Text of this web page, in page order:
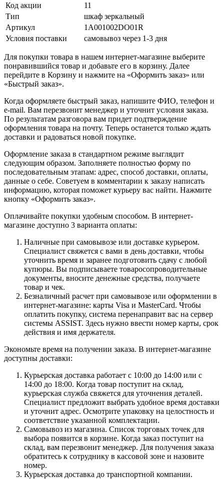
Код акции
11
Тип
шкаф зеркальный
Артикул
1A001002DO01R
Условия поставки
самовывоз через 1-3 дня
Для покупки товара в нашем интернет-магазине выберите
понравившийся товар и добавьте его в корзину. Далее
перейдите в Корзину и нажмите на «Оформить заказ» или
«Быстрый заказ».
Когда оформляете быстрый заказ, напишите ФИО, телефон и
e-mail. Вам перезвонит менеджер и уточнит условия заказа.
По результатам разговора вам придет подтверждение
оформления товара на почту. Теперь останется только ждать
доставки и радоваться новой покупке.
Оформление заказа в стандартном режиме выглядит
следующим образом. Заполняете полностью форму по
последовательным этапам: адрес, способ доставки, оплаты,
данные о себе. Советуем в комментарии к заказу написать
информацию, которая поможет курьеру вас найти. Нажмите
кнопку «Оформить заказ».
Оплачивайте покупки удобным способом. В интернет-
магазине доступно 3 варианта оплаты:
Наличные при самовывозе или доставке курьером.
Специалист свяжется с вами в день доставки, чтобы
уточнить время и заранее подготовить сдачу с любой
купюры. Вы подписываете товаросопроводительные
документы, вносите денежные средства, получаете
товар и чек.
Безналичный расчет при самовывозе или оформлении в
интернет-магазине: карты Visa и MasterCard. Чтобы
оплатить покупку, система перенаправит вас на сервер
системы ASSIST. Здесь нужно ввести номер карты, срок
действия и имя держателя.
Экономьте время на получении заказа. В интернет-магазине
доступны доставки:
Курьерская доставка работает с 10:00 до 14:00 или с
14:00 до 18:00. Когда товар поступит на склад,
курьерская служба свяжется для уточнения деталей.
Специалист предложит выбрать удобное время доставки
и уточнит адрес. Осмотрите упаковку на целостность и
соответствие указанной комплектации.
Самовывоз из магазина. Список торговых точек для
выбора появится в корзине. Когда заказ поступит на
склад, вам перезвонит менеджер. Для получения заказа
обратитесь к сотруднику в кассовой зоне и назовите
номер.
Курьерская доставка до транспортной компании.